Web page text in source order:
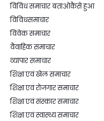
विविध समाचार बताओकैसे हुआ
विविधसमाचार
विवेक समाचार
वैवाहिक समाचार
व्यापार समाचार
शिक्षा एवं खेल समाचार
शिक्षा एवं रोजगार समाचार
शिक्षा एवं संस्कार समाचार
शिक्षा एवं स्वास्थ्य समाचार